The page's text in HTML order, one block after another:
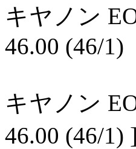
キヤノン
46.00 (46/1)
キヤノン
46.00 (46/